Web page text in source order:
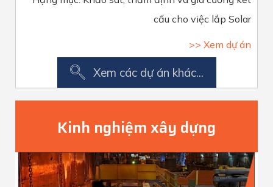
cấu cho việc lắp Solar
>> Xem dự án
Xem các dự án khác...
Kinh nghiệm xây dựng